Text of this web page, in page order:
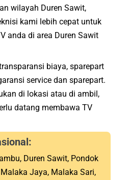
wilayah Duren Sawit,
kami lebih cepat untuk
anda di area Duren Sawit
biaya, sparepart
service dan sparepart.
di lokasi atau di ambil,
datang membawa TV
Duren Sawit, Pondok
Jaya, Malaka Sari,